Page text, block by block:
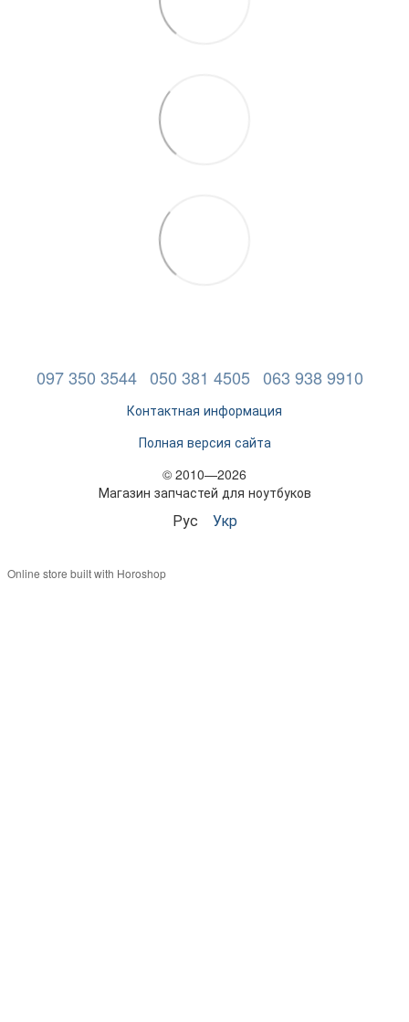
097 350 3544 050 381 4505 063 938 9910
Контактная информация
Полная версия сайта
© 2010—2026
Магазин запчастей для ноутбуков
Рус Укр
Online store built with Horoshop